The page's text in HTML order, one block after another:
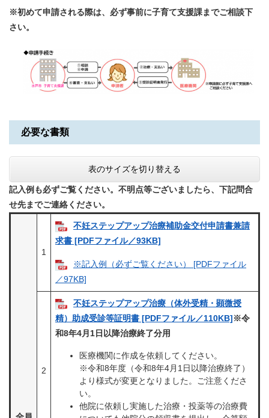
※初めて申請される際は、必ず事前に子育て支援課までご相談下
さい。
必要な書類
表のサイズを切り替える
記入例も必ずご覧ください。不明点等ございましたら、下記問合
せ先までご連絡ください。
1
不妊ステップアップ治療補助金交付申請書兼請
求書 [PDFファイル／93KB]
※記入例（必ずご覧ください） [PDFファイル
／97KB]
2
不妊ステップアップ治療（体外受精・顕微授
精）助成受診等証明書 [PDFファイル／110KB]※令
和8年4月1日以降治療終了分用
医療機関に作成を依頼してください。
※令和8年度（令和8年4月1日以降治療終了）
より様式が変更となりました。ご注意くださ
い。
他院に依頼し実施した治療・投薬等の治療費